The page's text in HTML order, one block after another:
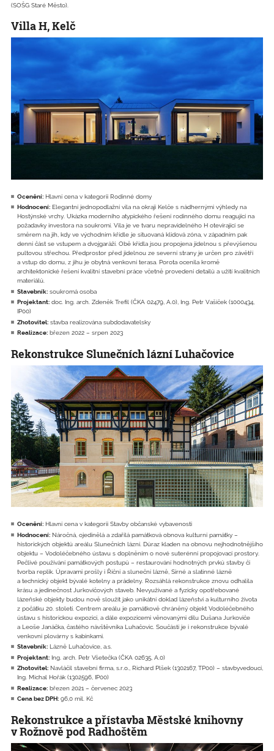
(SOŠG Staré Město).
Villa H, Kelč
Ocenění: Hlavní cena v kategorii Rodinné domy
Hodnocení: Elegantní jednopodlažní vila na okraji Kelče s nádhernými výhledy na
Hostýnské vrchy. Ukázka moderního atypického řešení rodinného domu reagující na
požadavky investora na soukromí. Vila je ve tvaru nepravidelného H otevírající se
směrem na jih, kdy ve východním křídle je situovaná klidová zóna, v západním pak
denní část se vstupem a dvojgaráží. Obě křídla jsou propojena jídelnou s převýšenou
pultovou střechou. Předprostor před jídelnou ze severní strany je určen pro závětří
a vstup do domu, z jihu je obytná venkovní terasa. Porota ocenila kromě
architektonické řešení kvalitní stavební práce včetně provedení detailů a užití kvalitních
materiálů.
Stavebník: soukromá osoba
Projektant: doc. Ing. arch. Zdeněk Trefil (ČKA 02479, A.0), Ing. Petr Vašíček (1000434,
IP00)
Zhotovitel: stavba realizována subdodavatelsky
Realizace: březen 2022 – srpen 2023
Rekonstrukce Slunečních lázní Luhačovice
Ocenění: Hlavní cena v kategorii Stavby občanské vybavenosti
Hodnocení: Náročná, ojedinělá a zdařilá památková obnova kulturní památky –
historických objektů areálu Slunečních lázní. Důraz kladen na obnovu nejhodnotnějšího
objektu – Vodoléčebného ústavu s doplněním o nové suterénní propojovací prostory.
Pečlivé používání památkových postupů – restaurování hodnotných prvků stavby či
tvorba replik. Úpravami prošly i Říční a sluneční lázně, Sirné a slatinné lázně
a technický objekt bývalé kotelny a prádelny. Rozsáhlá rekonstrukce znovu odhalila
krásu a jedinečnost Jurkovičových staveb. Nevyužívané a fyzicky opotřebované
lázeňské objekty budou nově sloužit jako unikátní doklad lázeňství a kulturního života
z počátku 20. století. Centrem areálu je památkově chráněný objekt Vodoléčebného
ústavu s historickou expozicí, a dále expozicemi věnovanými dílu Dušana Jurkoviče
a Leoše Janáčka, častého návštěvníka Luhačovic. Součástí je i rekonstrukce bývalé
venkovní plovárny s kabinkami.
Stavebník: Lázně Luhačovice, a.s.
Projektant: Ing. arch. Petr Všetečka (ČKA 02635, A.0)
Zhotovitel: Navláčil stavební firma, s.r.o., Richard Plšek (1302167, TP00) – stavbyvedoucí,
Ing. Michal Hořák (1302596, IP00)
Realizace: březen 2021 – červenec 2023
Cena bez DPH: 96,0 mil. Kč
Rekonstrukce a přístavba Městské knihovny
v Rožnově pod Radhoštěm